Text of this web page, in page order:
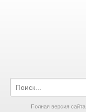
Полная версия сайта